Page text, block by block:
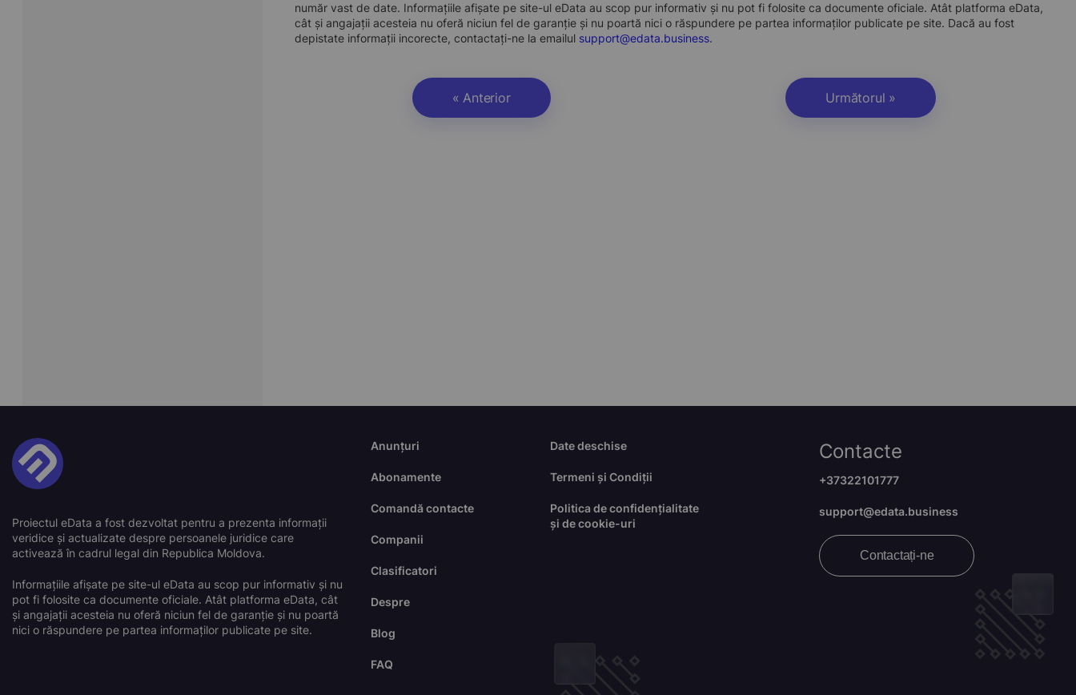
număr vast de date. Informațiile afișate pe site-ul eData au scop pur informativ și nu pot fi folosite ca documente oficiale. Atât platforma eData,
cât și angajații acesteia nu oferă niciun fel de garanție și nu poartă nici o răspundere pe partea informaților publicate pe site. Dacă au fost
depistate informații incorecte, contactați-ne la emailul support@edata.business.
« Anterior Următorul »
Proiectul eData a fost dezvoltat pentru a prezenta informații
veridice și actualizate despre persoanele juridice care
activează în cadrul legal din Republica Moldova.
Informațiile afișate pe site-ul eData au scop pur informativ și nu
pot fi folosite ca documente oficiale. Atât platforma eData, cât
și angajații acesteia nu oferă niciun fel de garanție și nu poartă
nici o răspundere pe partea informaților publicate pe site.
Anunțuri
Abonamente
Comandă contacte
Companii
Clasificatori
Despre
Blog
FAQ
Date deschise
Termeni și Condiții
Politica de confidențialitate
și de cookie-uri
Contacte
+37322101777
support@edata.business
Contactați-ne